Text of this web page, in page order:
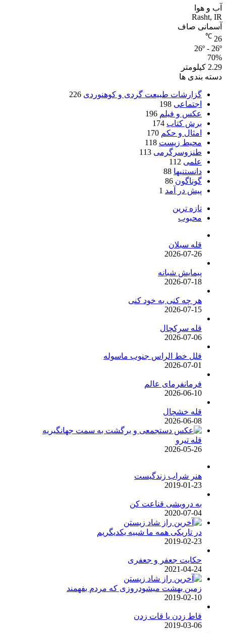
آب و هوا
Rasht, IR
آسمانی صاف
26
℃
26º - 26º
70%
2.29 کیلومتر
دسته بندی ها
گزارشات طبیعت گردی و کوهنوردی 226
اجتماعی 198
عکس و فیلم 196
برش کتاب 174
امثال و حکم 170
محیط زیست 118
طنزوسرگرمی 113
علمی 112
دانستنیها 88
گوناگون 86
پیش در آمد 1
تازه ترین
محبوب
قله سبلان
2026-07-26
پیمایش شبانه
2026-07-18
هر چه کنی به خود کنی
2026-07-15
قله سرکچال
2026-07-06
قلل خط الراس جنوب ماسوله
2026-07-01
فرمانفرمای عالم
2026-06-10
قله خشچال
2026-06-08
قله تیرو
2026-05-26
هنر شراب زندگیست
2019-01-23
به درویشی قناعت کن
2020-07-04
در تاریکی همه ما شبیه یکدیگریم
2019-02-23
حکایت جعفر و جعفری
2021-04-24
زمین بهشت میشودروزی که مردم بفهمند
2019-02-10
قاط زدن یا قات زدن
2019-03-06